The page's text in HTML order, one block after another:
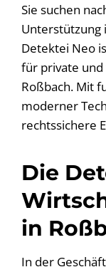
Sie suchen
Unterstützung
Detektei Neo
für private
Roßbach. Mit
moderner
rechtssichere
Die
in
In der